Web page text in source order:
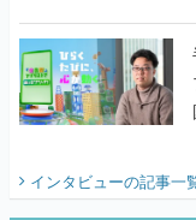
インタビューの記事一